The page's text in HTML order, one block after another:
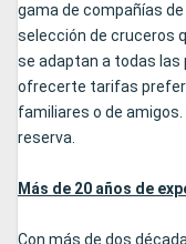
gama de compañías
selección de cruceros
se adaptan a todas
ofrecerte tarifas
familiares o de
reserva.
Más de 20 años de
Con más de dos